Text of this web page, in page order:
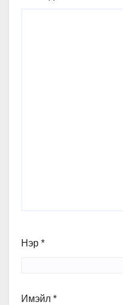
Нэр *
Имэйл *